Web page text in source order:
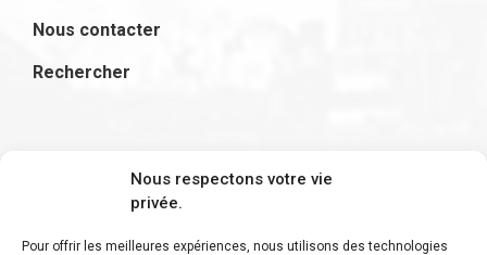
Nous respectons votre vie
privée.
Pour offrir les meilleures expériences, nous utilisons des technologies
Nous contacter
Rechercher
S'inscrire à la newsletter